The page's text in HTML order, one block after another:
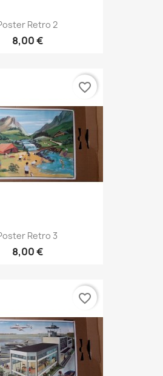
Retro 2
8,00 €
Retro 3
8,00 €
favorite_border
favorite_border